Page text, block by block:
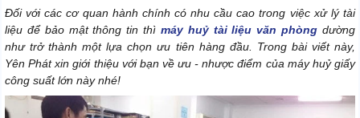
Đối với các cơ quan hành chính có nhu cầu cao trong việc xử lý tài
liệu để bảo mật thông tin thì máy huỷ tài liệu văn phòng dường
như trở thành một lựa chọn ưu tiên hàng đầu. Trong bài viết này,
Yên Phát xin giới thiệu với bạn về ưu - nhược điểm của máy huỷ giấy
công suất lớn này nhé!